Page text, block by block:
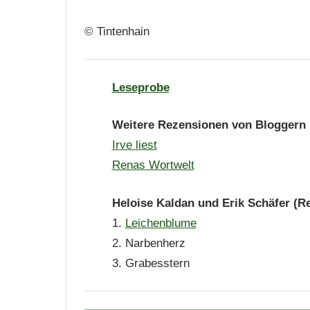
© Tintenhain
Leseprobe
Weitere Rezensionen vonBloggern
Irve liest
Renas Wortwelt
Heloise Kaldan und Erik Schäfer
1. Leichenblume
2. Narbenherz
3. Grabesstern